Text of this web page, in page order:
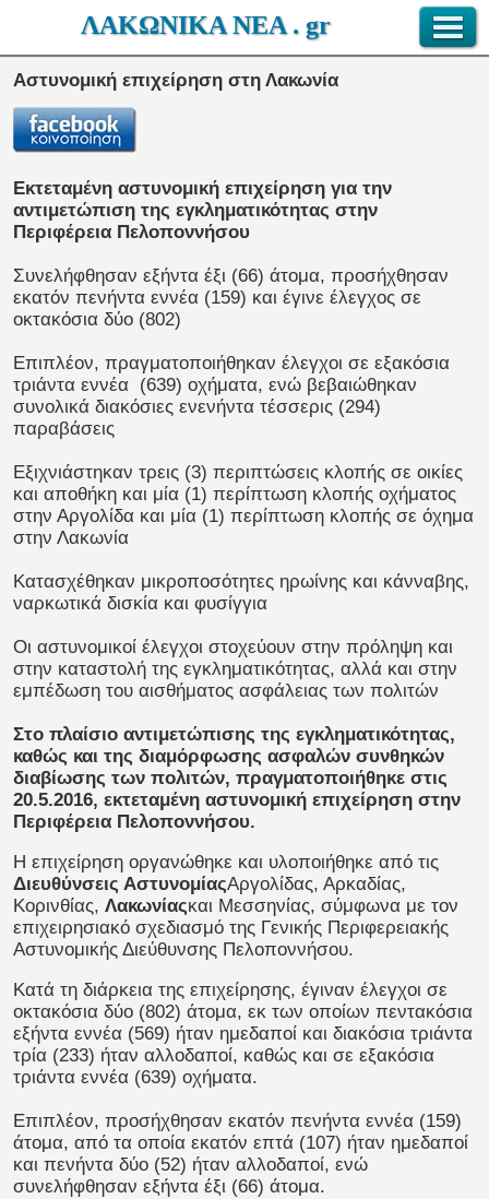
ΛΑΚΩΝΙΚΑ ΝΕΑ . gr
Αστυνομική επιχείρηση στη Λακωνία
Εκτεταμένη αστυνομική επιχείρηση για την
αντιμετώπιση της εγκληματικότητας στην
Περιφέρεια Πελοποννήσου
Συνελήφθησαν εξήντα έξι (66) άτομα, προσήχθησαν
εκατόν πενήντα εννέα (159) και έγινε έλεγχος σε
οκτακόσια δύο (802)
Επιπλέον, πραγματοποιήθηκαν έλεγχοι σε εξακόσια
τριάντα εννέα (639) οχήματα, ενώ βεβαιώθηκαν
συνολικά διακόσιες ενενήντα τέσσερις (294)
παραβάσεις
Εξιχνιάστηκαν τρεις (3) περιπτώσεις κλοπής σε οικίες
και αποθήκη και μία (1) περίπτωση κλοπής οχήματος
στην Αργολίδα και μία (1) περίπτωση κλοπής σε όχημα
στην Λακωνία
Κατασχέθηκαν μικροποσότητες ηρωίνης και κάνναβης,
ναρκωτικά δισκία και φυσίγγια
Οι αστυνομικοί έλεγχοι στοχεύουν στην πρόληψη και
στην καταστολή της εγκληματικότητας, αλλά και στην
εμπέδωση του αισθήματος ασφάλειας των πολιτών
Στο πλαίσιο αντιμετώπισης της εγκληματικότητας,
καθώς και της διαμόρφωσης ασφαλών συνθηκών
διαβίωσης των πολιτών, πραγματοποιήθηκε στις
20.5.2016, εκτεταμένη αστυνομική επιχείρηση στην
Περιφέρεια Πελοποννήσου.
Η επιχείρηση οργανώθηκε και υλοποιήθηκε από τις
Διευθύνσεις ΑστυνομίαςΑργολίδας, Αρκαδίας,
Κορινθίας, Λακωνίαςκαι Μεσσηνίας, σύμφωνα με τον
επιχειρησιακό σχεδιασμό της Γενικής Περιφερειακής
Αστυνομικής Διεύθυνσης Πελοποννήσου.
Κατά τη διάρκεια της επιχείρησης, έγιναν έλεγχοι σε
οκτακόσια δύο (802) άτομα, εκ των οποίων πεντακόσια
εξήντα εννέα (569) ήταν ημεδαποί και διακόσια τριάντα
τρία (233) ήταν αλλοδαποί, καθώς και σε εξακόσια
τριάντα εννέα (639) οχήματα.
Επιπλέον, προσήχθησαν εκατόν πενήντα εννέα (159)
άτομα, από τα οποία εκατόν επτά (107) ήταν ημεδαποί
και πενήντα δύο (52) ήταν αλλοδαποί, ενώ
συνελήφθησαν εξήντα έξι (66) άτομα.